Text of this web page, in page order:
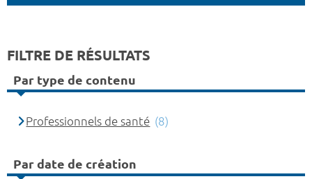
FILTRE DE RÉSULTATS
Par type de contenu
Professionnels de santé (8)
Par date de création